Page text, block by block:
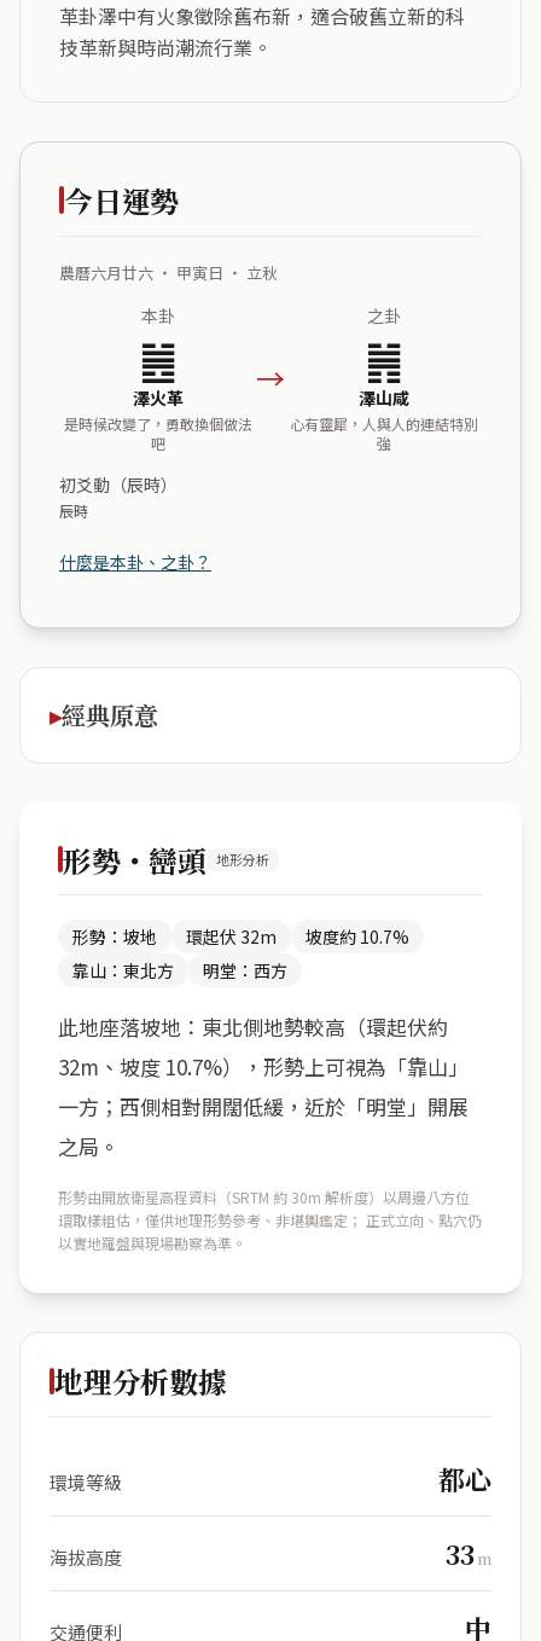
革卦澤中有火象徵除舊布新，適合破舊立新的科
技革新與時尚潮流行業。
今日運勢
農曆六月廿六 ・ 甲寅日 ・ 立秋
本卦
䷰
澤火革
是時候改變了，勇敢換個做法
吧
→
之卦
䷞
澤山咸
心有靈犀，人與人的連結特別
強
初爻動（辰時）
辰時
什麼是本卦、之卦？
經典原意
形勢・巒頭 地形分析
形勢：坡地 環起伏 32m
坡度約 10.7%
靠山：東北方
明堂：西方
此地座落坡地：東北側地勢較高（環起伏約
32m、坡度 10.7%），形勢上可視為「靠山」
一方；西側相對開闊低緩，近於「明堂」開展
之局。
形勢由開放衛星高程資料（SRTM 約 30m 解析度）以周邊八方位
環取樣粗估，僅供地理形勢參考、非堪輿鑑定； 正式立向、點穴仍
以實地羅盤與現場勘察為準。
地理分析數據
環境等級 都心
海拔高度 33m
交通便利 中